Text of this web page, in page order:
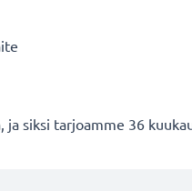
siksi tarjoamme 36